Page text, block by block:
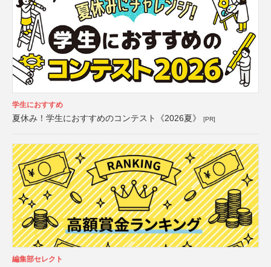
学生におすすめ
夏休み！学生におすすめのコンテスト《2026夏》 [PR]
編集部セレクト